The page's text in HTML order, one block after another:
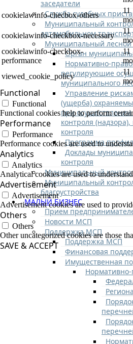
заседатели
Служба судебных
Муниципальный
автомобильном
Муниципальный лесной
Орган
Нормативно-
регулирующие
муниципального
Управление
(ущерба)
при осуществлении
контроля
контроля
Программа
Доклады
контроля
Муниципальный
Муниципальный
благоустройства
МАЛЫЙ БИЗНЕС
Прием
Новости МСП
Поддержка МСП
Поддержка МСП
Финансовая
Имущественная
cookielawinfo-checbox-others
11
cookielawinfo-checkbox-necessary
11
cookielawinfo-checkbox-
performance
11
viewed_cookie_policy
11
Functional
Functional
Functional cookies help to perform
Performance
Performance
Performance cookies are used to
Analytics
Analytics
Analytical cookies are used to
Advertisement
Advertisement
Advertisement cookies are used to
Others
Others
Other uncategorized cookies are those
SAVE & ACCEPT